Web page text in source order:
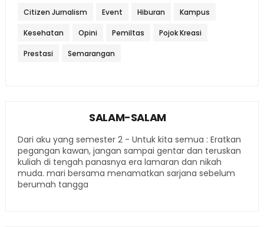
Citizen Jurnalism Event Hiburan Kampus
Kesehatan Opini Pemiltas Pojok Kreasi
Prestasi Semarangan
SALAM-SALAM
Dari aku yang semester 2 - Untuk kita semua : Eratkan
pegangan kawan, jangan sampai gentar dan teruskan
kuliah di tengah panasnya era lamaran dan nikah
muda. mari bersama menamatkan sarjana sebelum
berumah tangga